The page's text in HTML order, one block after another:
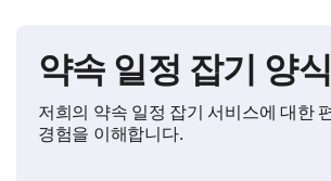
약속 일정 잡기 양
저희의 약속 일정 잡기 서비스에 대한
경험을 이해합니다.